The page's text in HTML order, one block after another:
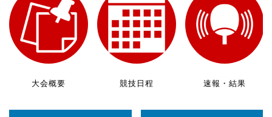
大会概要 競技日程 速報・結果